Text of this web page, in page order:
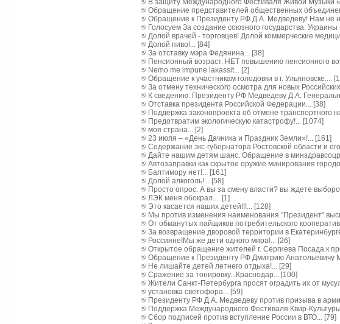
В защиту Международного Фестиваля Живой Музыки
Обращение представителей общественных
Обращение к Президенту РФ Д.А. Медведеву! Нам не
Голосуем За создание союзного государства:
Долой врачей - торговцев! Долой коммерческие
Долой пиво!... [84]
За отставку мэра Федянина... [38]
Пенсионный возраст. НЕТ повышению пенсионного
Nemo me impune lakassit... [2]
Обращение к участникам голодовки в г. Ульяновске....
За отмену технического осмотра для новых
К сведению: Президенту РФ Медведеву Д.А.
Отставка президента Российской Федерации... [38]
Поддержка законопроекта об отмене транспортного
Предотвратим экологическую катастрофу!... [1074]
моя страна... [2]
23 июля – «День Дачника и Праздник Земли»!... [161]
Содержание экс-губернатора Ростовской области и
Дайте нашим детям шанс. Обращение в
Автозаправки как скрытое оружие минирования
Балтимору нет!... [161]
Долой алкоголь!... [58]
Просто опрос. А вы за смену власти? вы ждете
ЛЭК меня обокрал.... [1]
Это касается наших детей!!!... [128]
Мы против изменения наименования "Президент"
От обманутых пайщиков потребительского
За возвращение дворовой территории в
Россияне!Мы же дети одного мира!... [26]
Открытое обращение жителей г. Сергиева Посада к
Обращение к Президенту РФ Дмитрию Анатольевичу
Не лишайте детей летнего отдыха!... [29]
Сражение за тонировку...Краснодар... [100]
Жители Санкт-Петербурга просят оградить их от
установка светофора... [59]
Президенту РФ Д.А. Медведеву против призыва в
Поддержка Международного Фестиваля Квир-
Сбор подписей против вступление России в ВТО... [79]